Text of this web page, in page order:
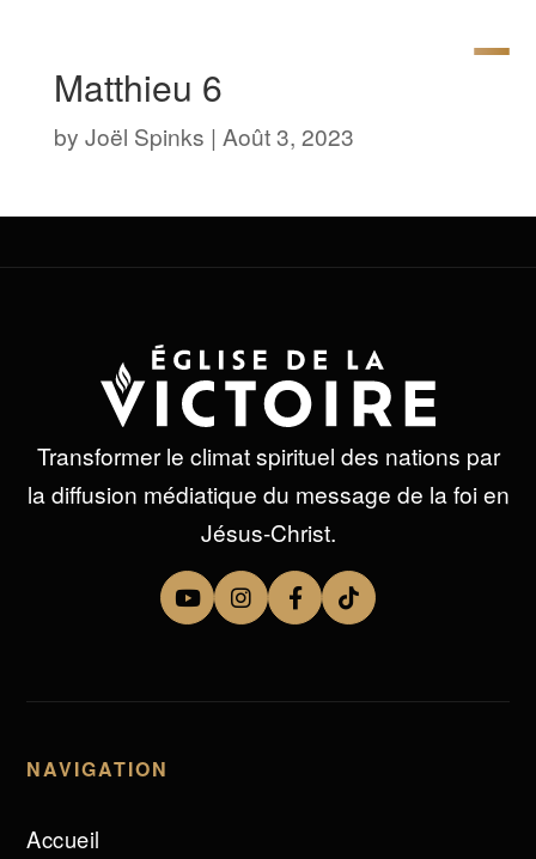
Matthieu 6
by Joël Spinks | Août 3, 2023
Transformer le climat spirituel des nations par
la diffusion médiatique du message de la foi en
Jésus-Christ.
NAVIGATION
Accueil